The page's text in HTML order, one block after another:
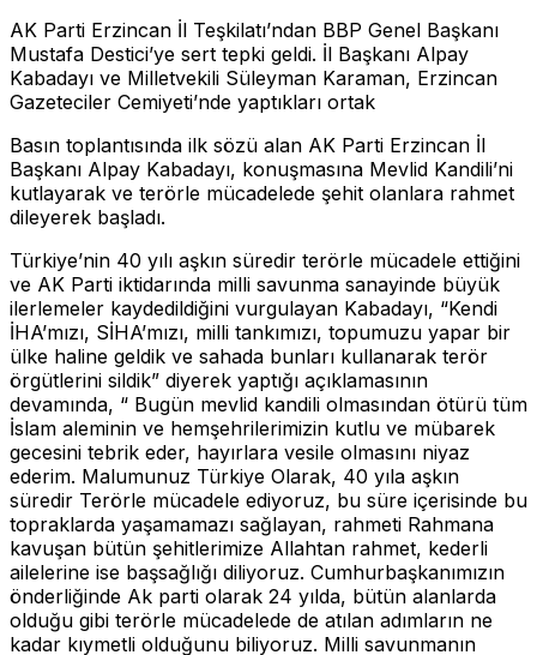
AK Parti Erzincan İl Teşkilatı’ndan BBP Genel Başkanı
Mustafa Destici’ye sert tepki geldi. İl Başkanı Alpay
Kabadayı ve Milletvekili Süleyman Karaman, Erzincan
Gazeteciler Cemiyeti’nde yaptıkları ortak
Basın toplantısında ilk sözü alan AK Parti Erzincan İl
Başkanı Alpay Kabadayı, konuşmasına Mevlid Kandili’ni
kutlayarak ve terörle mücadelede şehit olanlara rahmet
dileyerek başladı.
Türkiye’nin 40 yılı aşkın süredir terörle mücadele ettiğini
ve AK Parti iktidarında milli savunma sanayinde büyük
ilerlemeler kaydedildiğini vurgulayan Kabadayı, “Kendi
İHA’mızı, SİHA’mızı, milli tankımızı, topumuzu yapar bir
ülke haline geldik ve sahada bunları kullanarak terör
örgütlerini sildik” diyerek yaptığı açıklamasının
devamında, “ Bugün mevlid kandili olmasından ötürü tüm
İslam aleminin ve hemşehrilerimizin kutlu ve mübarek
gecesini tebrik eder, hayırlara vesile olmasını niyaz
ederim. Malumunuz Türkiye Olarak, 40 yıla aşkın
süredir Terörle mücadele ediyoruz, bu süre içerisinde bu
topraklarda yaşamamazı sağlayan, rahmeti Rahmana
kavuşan bütün şehitlerimize Allahtan rahmet, kederli
ailelerine ise başsağlığı diliyoruz. Cumhurbaşkanımızın
önderliğinde Ak parti olarak 24 yılda, bütün alanlarda
olduğu gibi terörle mücadelede de atılan adımların ne
kadar kıymetli olduğunu biliyoruz. Milli savunmanın